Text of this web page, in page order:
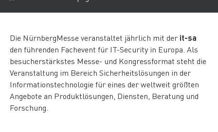
Die NürnbergMesse veranstaltet jährlich mit der it-sa
den führenden Fachevent für IT-Security in Europa. Als
besucherstärkstes Messe- und Kongressformat steht die
Veranstaltung im Bereich Sicherheitslösungen in der
Informationstechnologie für eines der weltweit größten
Angebote an Produktlösungen, Diensten, Beratung und
Forschung.